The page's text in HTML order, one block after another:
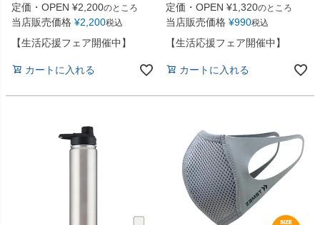
定価・OPEN ¥2,200のところ
当店販売価格 ¥2,200税込
【生活応援フェア開催中】
カートに入れる
定価・OPEN ¥1,320のところ
当店販売価格 ¥990税込
【生活応援フェア開催中】
カートに入れる